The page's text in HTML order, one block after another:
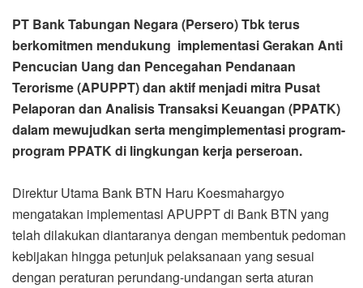
PT Bank Tabungan Negara (Persero) Tbk terus
berkomitmen mendukung implementasi Gerakan Anti
Pencucian Uang dan Pencegahan Pendanaan
Terorisme (APUPPT) dan aktif menjadi mitra Pusat
Pelaporan dan Analisis Transaksi Keuangan (PPATK)
dalam mewujudkan serta mengimplementasi program-
program PPATK di lingkungan kerja perseroan.
Direktur Utama Bank BTN Haru Koesmahargyo
mengatakan implementasi APUPPT di Bank BTN yang
telah dilakukan diantaranya dengan membentuk pedoman
kebijakan hingga petunjuk pelaksanaan yang sesuai
dengan peraturan perundang-undangan serta aturan